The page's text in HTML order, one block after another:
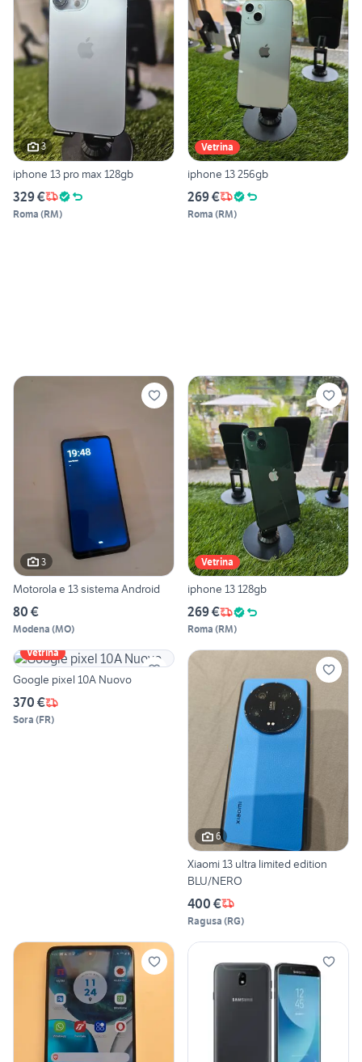
3
iphone 13 pro max 128gb
329 €
Roma (RM)
Vetrina
iphone 13 256gb
269 €
Roma (RM)
3
Motorola e 13 sistema Android
80 €
Modena (MO)
Vetrina
iphone 13 128gb
269 €
Roma (RM)
Vetrina
Google pixel 10A Nuovo
370 €
Sora (FR)
6
Xiaomi 13 ultra limited edition
BLU/NERO
400 €
Ragusa (RG)